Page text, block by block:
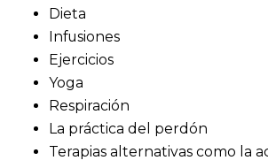
Dieta
Infusiones
Ejercicios
Yoga
Respiración
La práctica del perdón
Terapias alternativas como la